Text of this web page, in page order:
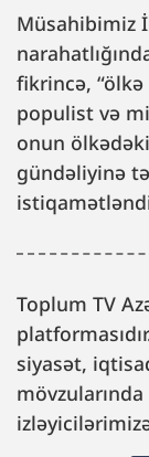
Müsahibimiz
fikrincə, “ölkə
populist və
onun
gündəliyinə
Toplum TV
siyasət,